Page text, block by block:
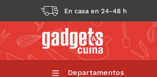
En casa en 24-48 h
Departamentos